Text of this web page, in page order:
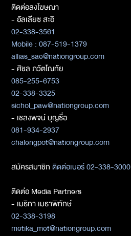
ติดต่อลงโฆษณา
- อัลเลียซ สะอิ
02-338-3561
Mobile : 087-519-1379
allias_sae@nationgroup.com
- ศิชล ภวัตโณทัย
085-255-6753
02-338-3325
sichol_paw@nationgroup.com
- เชลงพจน์ บุญซื่อ
081-934-2937
chalengpot@nationgroup.com
สมัครสมาชิกติดต่อเบอร์ 02-338-3000
ติดต่อ Media Partners
- เมธิกา เมธาพิทักษ์
02-338-3198
metika_met@nationgroup.com